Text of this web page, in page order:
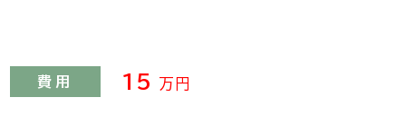
費用 15万円